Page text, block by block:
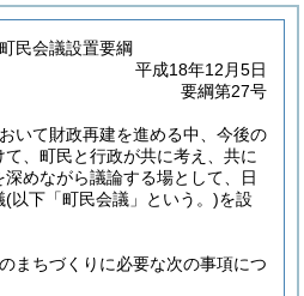
民会議設置要綱
平成18年12月5日
要綱第27号
いて財政再建を進める中、今後の
、町民と行政が共に考え、共に
めながら議論する場として、日
(以下「町民会議」という。)を設
まちづくりに必要な次の事項につ